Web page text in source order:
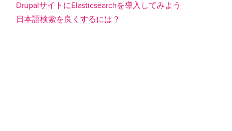
DrupalサイトにElasticsearchを導入してみよう
日本語検索を良くするには？